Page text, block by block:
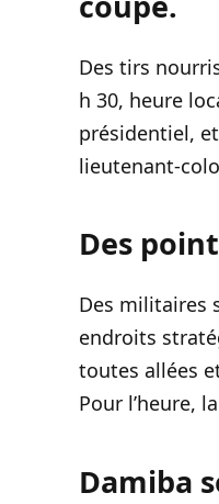
Des tirs
h 30, heure
présidentiel,
lieutenant-
Des
Des militaires
endroits
toutes allées
Pour l’heure,
Damiba